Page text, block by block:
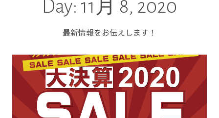
Day: 11月 8, 2020
最新情報をお伝えします！